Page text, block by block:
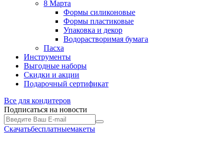
8 Марта
Формы силиконовые
Формы пластиковые
Упаковка и декор
Водорастворимая бумага
Пасха
Инструменты
Выгодные наборы
Скидки и акции
Подарочный сертификат
Все для кондитеров
Подписаться на новости
Скачатьбесплатныемакеты